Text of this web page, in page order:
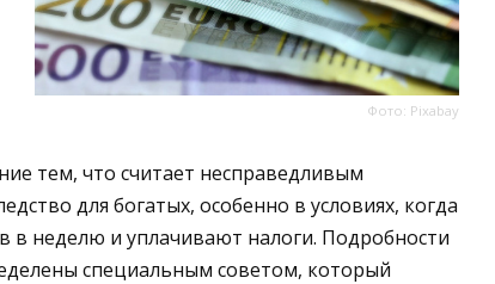
Фото: Pixabay
тем, что считает несправедливым
для богатых, особенно в условиях, когда
в неделю и уплачивают налоги. Подробности
специальным советом, который